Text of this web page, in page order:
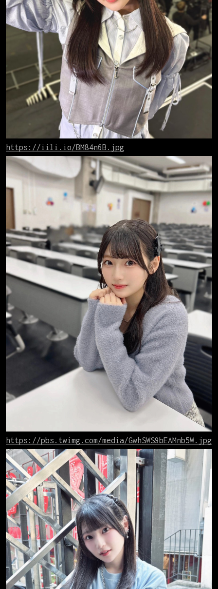
https://iili.io/BM84n6B.jpg
https://pbs.twimg.com/media/GwhSWS9bEAMnb5W.jpg